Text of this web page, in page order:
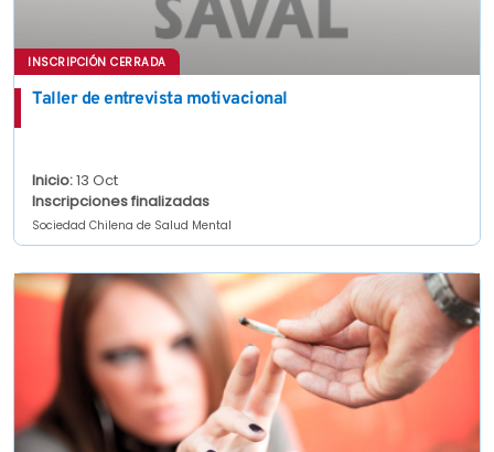
INSCRIPCIÓN CERRADA
Taller de entrevista motivacional
Inicio:13 Oct
Inscripciones finalizadas
Sociedad Chilena de Salud Mental